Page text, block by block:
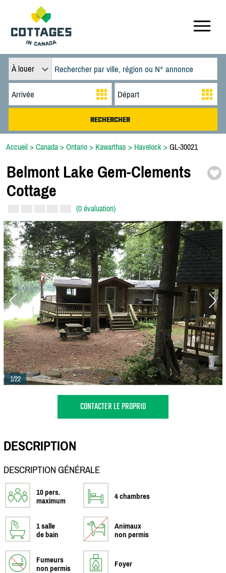
À louer
Accueil > Canada > Ontario > Kawarthas > Havelock > GL-30021
Belmont Lake Gem-Clements
Cottage
(0 évaluation)
1/22
CONTACTER LE PROPRIO
DESCRIPTION
DESCRIPTION GÉNÉRALE
10 pers.
maximum
4 chambres
1 salle
de bain
Animaux
non permis
Fumeurs
non permis
Foyer